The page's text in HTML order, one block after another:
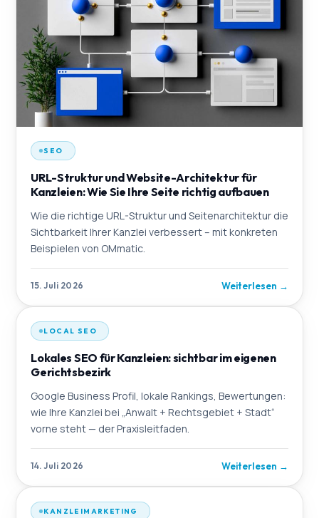
SEO
URL-Struktur und Website-Architektur für
Kanzleien: Wie Sie Ihre Seite richtig aufbauen
Wie die richtige URL-Struktur und Seitenarchitektur die
Sichtbarkeit Ihrer Kanzlei verbessert – mit konkreten
Beispielen von OMmatic.
15. Juli 2026 Weiterlesen →
LOCAL SEO
Lokales SEO für Kanzleien: sichtbar im eigenen
Gerichtsbezirk
Google Business Profil, lokale Rankings, Bewertungen:
wie Ihre Kanzlei bei „Anwalt + Rechtsgebiet + Stadt“
vorne steht — der Praxisleitfaden.
14. Juli 2026 Weiterlesen →
KANZLEIMARKETING